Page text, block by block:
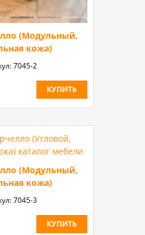
(Модульный,
кожа)
7045-2
КУПИТЬ
(Модульный,
кожа)
7045-3
КУПИТЬ